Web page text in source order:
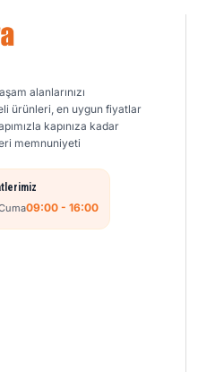
alanlarınızı
ürünleri, en uygun fiyatlar
kapınıza kadar
memnuniyeti
09:00 - 16:00